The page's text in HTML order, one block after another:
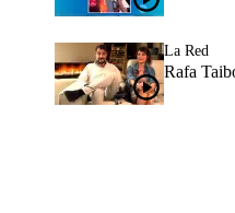
La Red
Rafa